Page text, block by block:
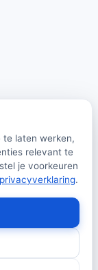
te laten werken,
relevant te
je voorkeuren
privacyverklaring.